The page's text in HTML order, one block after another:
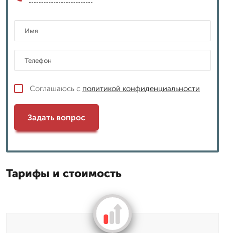
Соглашаюсь с политикой конфиденциальности
Задать вопрос
Тарифы и стоимость